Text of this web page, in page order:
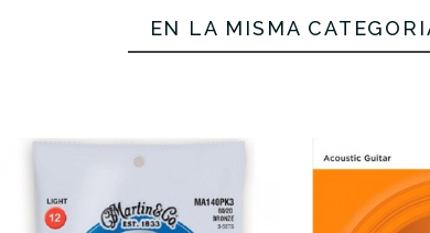
La Bella VSA1050
EN LA MISMA